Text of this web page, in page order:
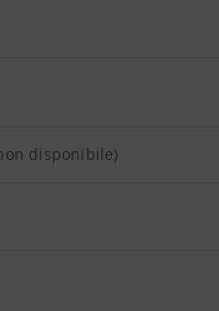
disponibile)